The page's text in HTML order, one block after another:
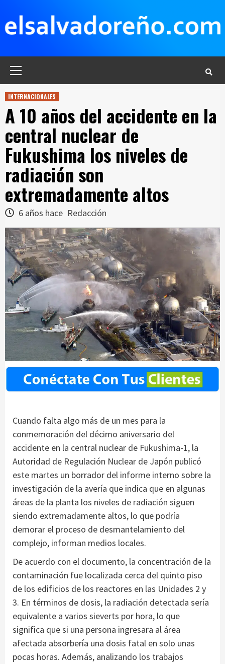
contenido
INTERNACIONALES
A 10 años del accidente en la
central nuclear de
Fukushima los niveles de
radiación son
extremadamente altos
6 años hace Redacción
Cuando falta algo más de un mes para la
conmemoración del décimo aniversario del
accidente en la central nuclear de Fukushima-1, la
Autoridad de Regulación Nuclear de Japón publicó
este martes un borrador del informe interno sobre la
investigación de la avería que indica que en algunas
áreas de la planta los niveles de radiación siguen
siendo extremadamente altos, lo que podría
demorar el proceso de desmantelamiento del
complejo, informan medios locales.
De acuerdo con el documento, la concentración de la
contaminación fue localizada cerca del quinto piso
de los edificios de los reactores en las Unidades 2 y
3. En términos de dosis, la radiación detectada sería
equivalente a varios sieverts por hora, lo que
significa que si una persona ingresara al área
afectada absorbería una dosis fatal en solo unas
pocas horas. Además, analizando los trabajos